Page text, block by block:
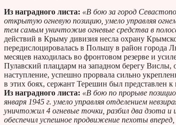
Из наградного листа: «В бою за город
открытую огневую позицию, умело управляя
тем самым уничтожив огневые средства в
действий в Крыму дивизия несла охрану
передислоцировалась в Польшу в район города
месяцев находилась во фронтовом резерве и
Пулавский плацдарм на западном берегу Вислы,
наступление, успешно прорвала сильно
в этих боях, сержант Терешин был представлен
Из наградного листа: «В бою по прорыве
января 1945 г. умело управляя отделением
уничтожил 4 огневые точки, разбил два дзота и
обеспечил успешное продвижение пехоты